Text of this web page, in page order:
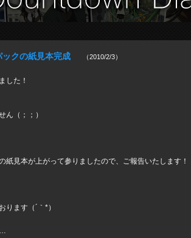
クの紙見本完成 （2010/2/3）
した！
ん（；；）
紙見本が上がって参りましたので、ご報告いたします！
ます（´｀*）